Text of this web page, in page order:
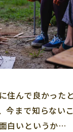
住んで良かった
今まで知らない
白いというか…